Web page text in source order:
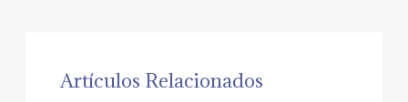
Artículos Relacionados